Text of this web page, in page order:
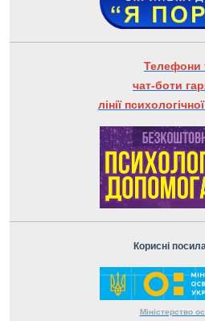
Телефони
чат-боти
лінії
Корисні
Міністерство